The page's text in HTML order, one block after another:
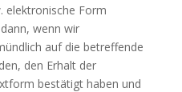
elektronische Form
wenn wir
auf die betreffende
den Erhalt der
bestätigt haben und